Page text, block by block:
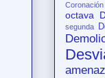
octava
segunda